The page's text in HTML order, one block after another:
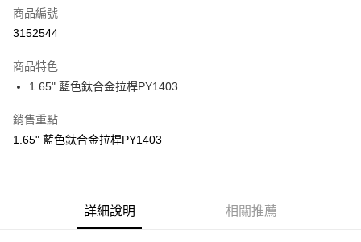
LINE Pay
街口支付
悠遊付
ATM付款
每筆NT$100，滿NT$2,000(含以上)免運費
商品編號
3152544
商品特色
1.65" 藍色鈦合金拉桿PY1403
銷售重點
1.65" 藍色鈦合金拉桿PY1403
詳細說明 相關推薦